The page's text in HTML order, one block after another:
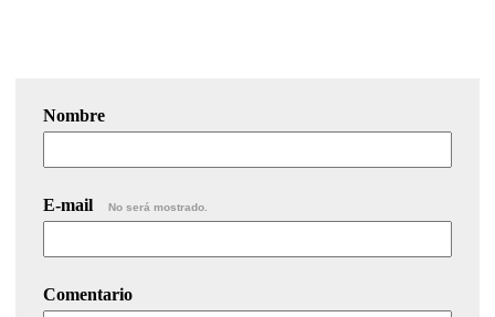
Nombre
E-mail No será mostrado.
Comentario